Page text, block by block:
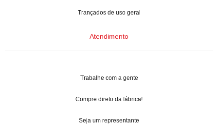
Trançados de uso geral
Atendimento
Trabalhe com a gente
Compre direto da fábrica!
Seja um representante